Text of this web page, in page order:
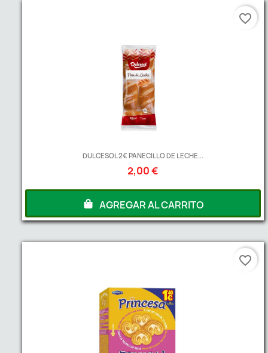
DULCESOL 2€ PANECILLO DE LECHE...
2,00 €
AGREGAR AL CARRITO
favorite_border
favorite_border